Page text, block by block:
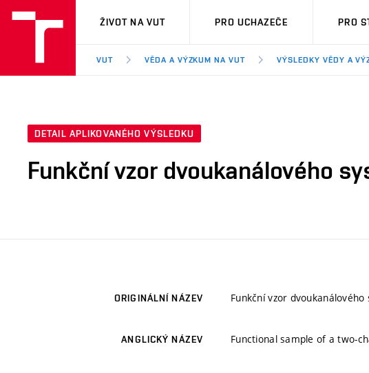
VUT
ŽIVOT NA VUT PRO UCHAZEČE PRO
VUT VĚDA A VÝZKUM NA VUT VÝSLEDKY VĚDY A
DETAIL APLIKOVANÉHO VÝSLEDKU
Funkční vzor dvoukanálového
ORIGINÁLNÍ NÁZEV Funkční vzor
ANGLICKÝ NÁZEV Functional sample of a two-